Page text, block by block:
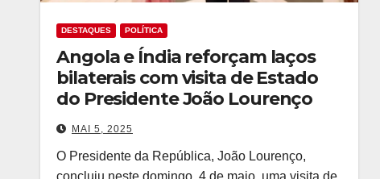
DESTAQUES POLÍTICA
Angola e Índia reforçam laços
bilaterais com visita de Estado
do Presidente João Lourenço
MAI 5, 2025
O Presidente da República, João Lourenço,